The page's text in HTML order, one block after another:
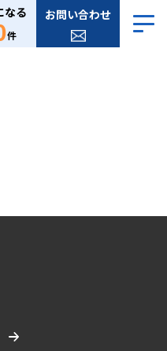
なる
件
お問い合わせ